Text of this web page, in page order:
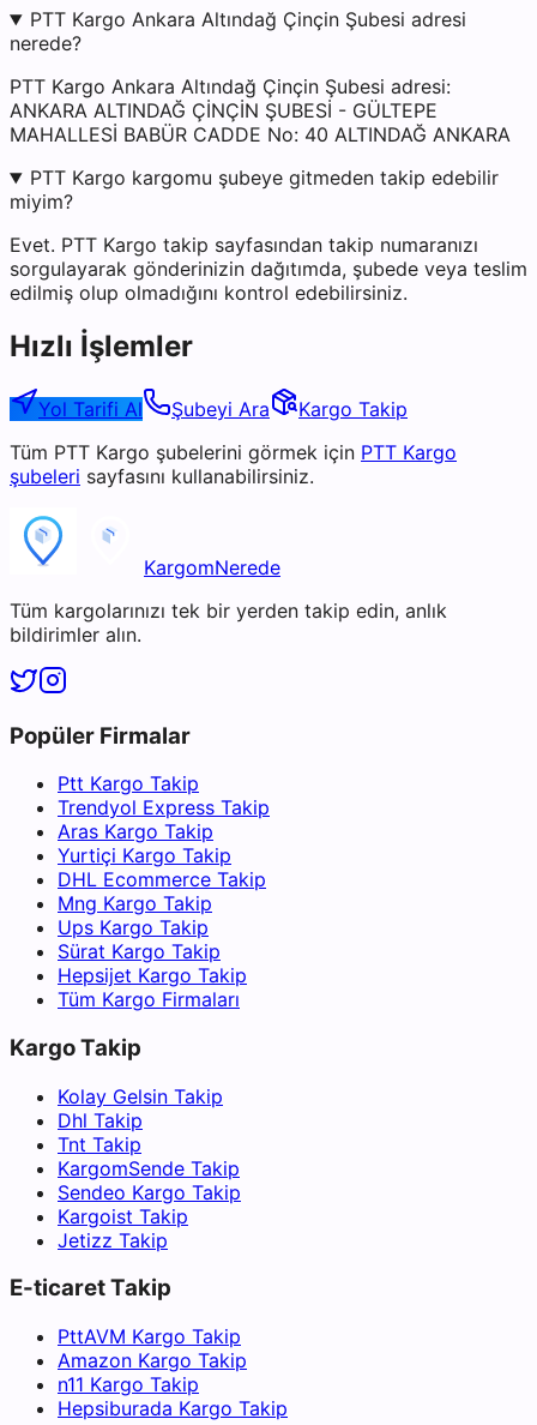
PTT Kargo Ankara Altındağ Çinçin Şubesi adresi
nerede?
PTT Kargo Ankara Altındağ Çinçin Şubesi adresi:
ANKARA ALTINDAĞ ÇİNÇİN ŞUBESİ - GÜLTEPE
MAHALLESİ BABÜR CADDE No: 40 ALTINDAĞ ANKARA
PTT Kargo kargomu şubeye gitmeden takip edebilir
miyim?
Evet. PTT Kargo takip sayfasından takip numaranızı
sorgulayarak gönderinizin dağıtımda, şubede veya teslim
edilmiş olup olmadığını kontrol edebilirsiniz.
Hızlı İşlemler
Yol Tarifi Al Şubeyi Ara
Kargo Takip
Tüm PTT Kargo şubelerini görmek için PTT Kargo
şubeleri sayfasını kullanabilirsiniz.
KargomNerede
Tüm kargolarınızı tek bir yerden takip edin, anlık
bildirimler alın.
Popüler Firmalar
Ptt Kargo Takip
Trendyol Express Takip
Aras Kargo Takip
Yurtiçi Kargo Takip
DHL Ecommerce Takip
Mng Kargo Takip
Ups Kargo Takip
Sürat Kargo Takip
Hepsijet Kargo Takip
Tüm Kargo Firmaları
Kargo Takip
Kolay Gelsin Takip
Dhl Takip
Tnt Takip
KargomSende Takip
Sendeo Kargo Takip
Kargoist Takip
Jetizz Takip
E-ticaret Takip
PttAVM Kargo Takip
Amazon Kargo Takip
n11 Kargo Takip
Hepsiburada Kargo Takip